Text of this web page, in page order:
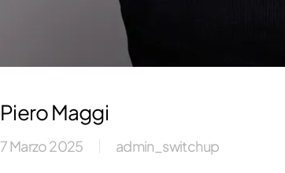
Piero Maggi
7 Marzo 2025 admin_switchup